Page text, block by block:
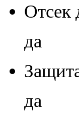
Отсек
да
да